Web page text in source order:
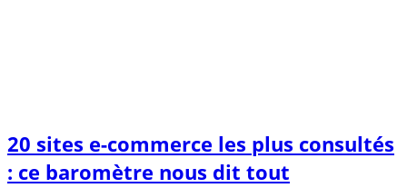
20 sites e-commerce les plus consultés
: ce baromètre nous dit tout